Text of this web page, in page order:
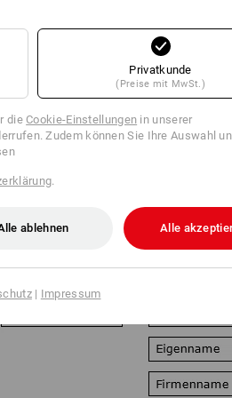
und Softshell: Ihre
Lasertechnik und
Foliendruck
alle Textilien
Sonderfarben
Verläufe
Privatkunde
(Preise mit MwSt.)
dieCookie-Einstellungen in unserer
Zudem können Sie Ihre Auswahl
.
ablehnen Alle
| Impressum